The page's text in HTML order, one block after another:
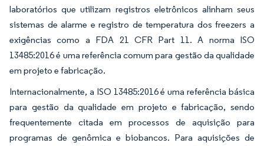
laboratórios que utilizam registros eletrônicos alinham seus
sistemas de alarme e registro de temperatura dos freezers a
exigências como a FDA 21 CFR Part 11. A norma ISO
13485:2016 é uma referência comum para gestão da qualidade
em projeto e fabricação.
Internacionalmente, a ISO 13485:2016 é uma referência básica
para gestão da qualidade em projeto e fabricação, sendo
frequentemente citada em processos de aquisição para
programas de genômica e biobancos. Para aquisições de